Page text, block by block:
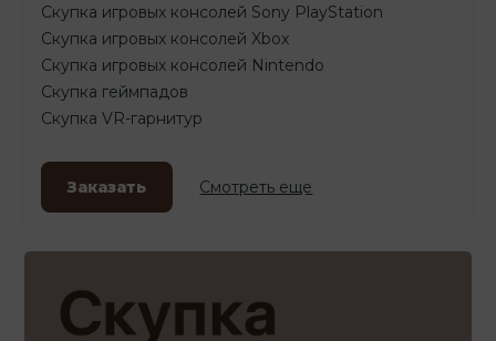
Скупка игровых консолей Sony PlayStation
Скупка игровых консолей Xbox
Скупка игровых консолей Nintendo
Скупка геймпадов
Скупка VR-гарнитур
Заказать Смотреть еще